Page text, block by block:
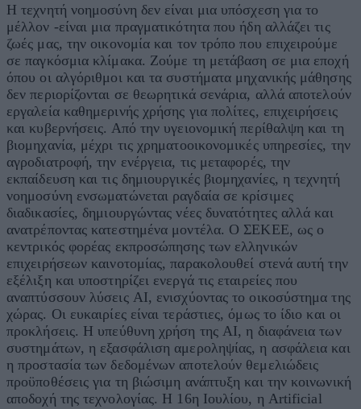
Η τεχνητή νοημοσύνη δεν είναι μια υπόσχεση για το
μέλλον -είναι μια πραγματικότητα που ήδη αλλάζει τις
ζωές μας, την οικονομία και τον τρόπο που επιχειρούμε
σε παγκόσμια κλίμακα. Ζούμε τη μετάβαση σε μια εποχή
όπου οι αλγόριθμοι και τα συστήματα μηχανικής μάθησης
δεν περιορίζονται σε θεωρητικά σενάρια, αλλά αποτελούν
εργαλεία καθημερινής χρήσης για πολίτες, επιχειρήσεις
και κυβερνήσεις. Από την υγειονομική περίθαλψη και τη
βιομηχανία, μέχρι τις χρηματοοικονομικές υπηρεσίες, την
αγροδιατροφή, την ενέργεια, τις μεταφορές, την
εκπαίδευση και τις δημιουργικές βιομηχανίες, η τεχνητή
νοημοσύνη ενσωματώνεται ραγδαία σε κρίσιμες
διαδικασίες, δημιουργώντας νέες δυνατότητες αλλά και
ανατρέποντας κατεστημένα μοντέλα. Ο ΣΕΚΕΕ, ως ο
κεντρικός φορέας εκπροσώπησης των ελληνικών
επιχειρήσεων καινοτομίας, παρακολουθεί στενά αυτή την
εξέλιξη και υποστηρίζει ενεργά τις εταιρείες που
αναπτύσσουν λύσεις AI, ενισχύοντας το οικοσύστημα της
χώρας. Οι ευκαιρίες είναι τεράστιες, όμως το ίδιο και οι
προκλήσεις. Η υπεύθυνη χρήση της AI, η διαφάνεια των
συστημάτων, η εξασφάλιση αμεροληψίας, η ασφάλεια και
η προστασία των δεδομένων αποτελούν θεμελιώδεις
προϋποθέσεις για τη βιώσιμη ανάπτυξη και την κοινωνική
αποδοχή της τεχνολογίας. Η 16η Ιουλίου, η Artificial